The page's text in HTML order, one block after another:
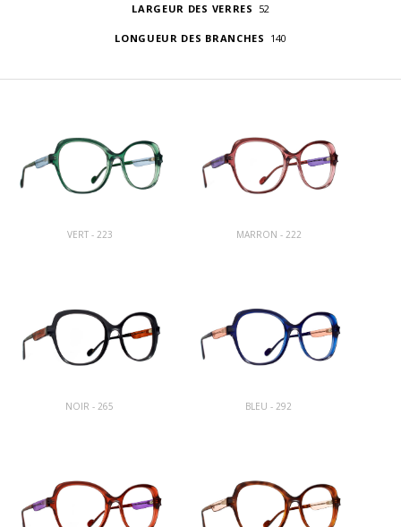
LARGEUR DES VERRES 52
LONGUEUR DES BRANCHES 140
VERT - 223 MARRON - 222
NOIR - 265 BLEU - 292